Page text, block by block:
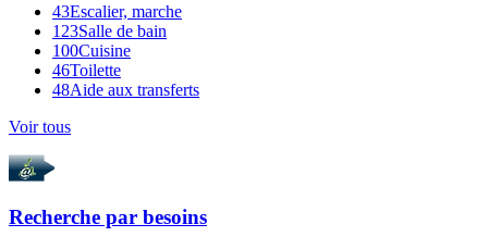
43Escalier, marche
123Salle de bain
100Cuisine
46Toilette
48Aide aux transferts
Voir tous
Recherche par besoins